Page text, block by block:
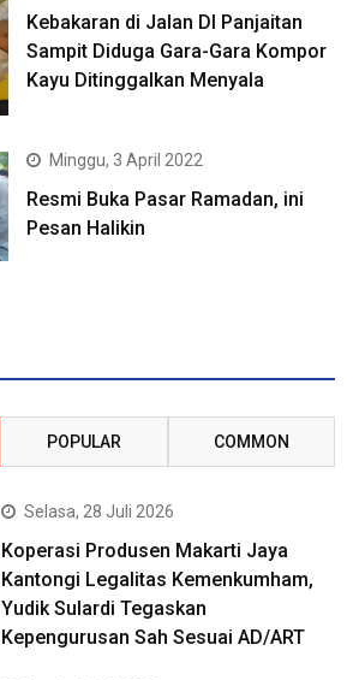
Kebakaran di Jalan DI Panjaitan
Sampit Diduga Gara-Gara Kompor
Kayu Ditinggalkan Menyala
Minggu, 3 April 2022
Resmi Buka Pasar Ramadan, ini
Pesan Halikin
POPULAR COMMON
Selasa, 28 Juli 2026
Koperasi Produsen Makarti Jaya
Kantongi Legalitas Kemenkumham,
Yudik Sulardi Tegaskan
Kepengurusan Sah Sesuai AD/ART